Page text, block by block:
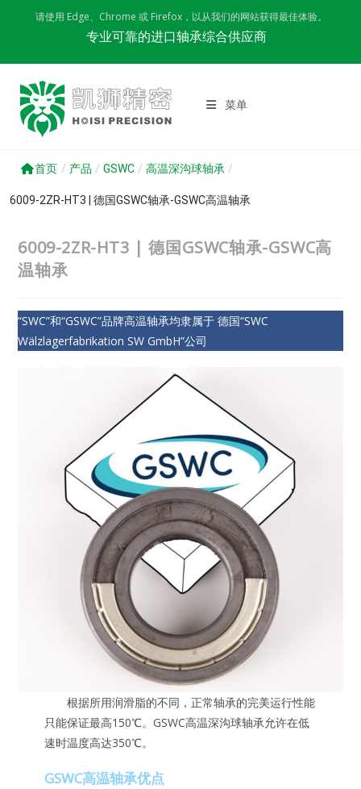
请使用 Edge、Chrome 或 Firefox，以从我们的网站获得最佳体验。
专业可靠的进口轴承综合供应商
菜单
首页 / 产品 / GSWC / 高温深沟球轴承 /
6009-2ZR-HT3 | 德国GSWC轴承-GSWC高温轴承
6009-2ZR-HT3 | 德国GSWC轴承-GSWC高
温轴承
“SWC”和“GSWC”品牌高温轴承均隶属于 德国“SWC
Wälzlagerfabrikation SW GmbH”公司
根据所用润滑脂的不同，正常轴承的完美运行性能
只能保证最高150℃。GSWC高温深沟球轴承允许在低
速时温度高达350℃。
GSWC高温轴承优点